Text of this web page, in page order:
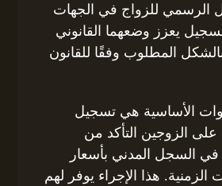
الرسمي للزواج في الجهات
يعزز وضعهما القانوني
المطلوب وفقًا للقانون
الأساسية هي تسجيل
على الزوجين التأكد من
السجل المدني بأسعار
الزمنية. هذا الإجراء يوفر لهم